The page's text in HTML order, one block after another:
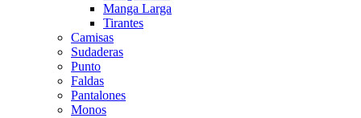
Manga Larga
Tirantes
Camisas
Sudaderas
Punto
Faldas
Pantalones
Monos